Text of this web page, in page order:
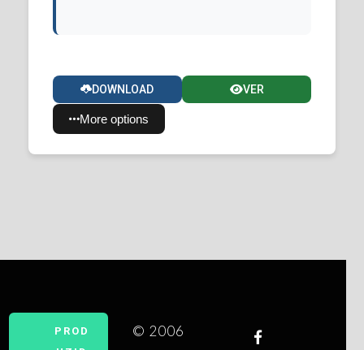
DOWNLOAD VER
More options
PROD
© 2006